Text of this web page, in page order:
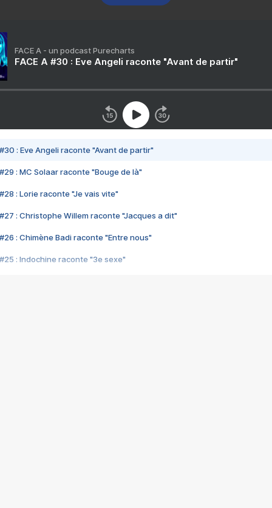
FACE A - un podcast Purecharts
FACE A #30 : Eve Angeli raconte "Avant de partir"
#30 : Eve Angeli raconte "Avant de partir"
#29 : MC Solaar raconte "Bouge de là"
#28 : Lorie raconte "Je vais vite"
#27 : Christophe Willem raconte "Jacques a dit"
#26 : Chimène Badi raconte "Entre nous"
#25 : Indochine raconte "3e sexe"